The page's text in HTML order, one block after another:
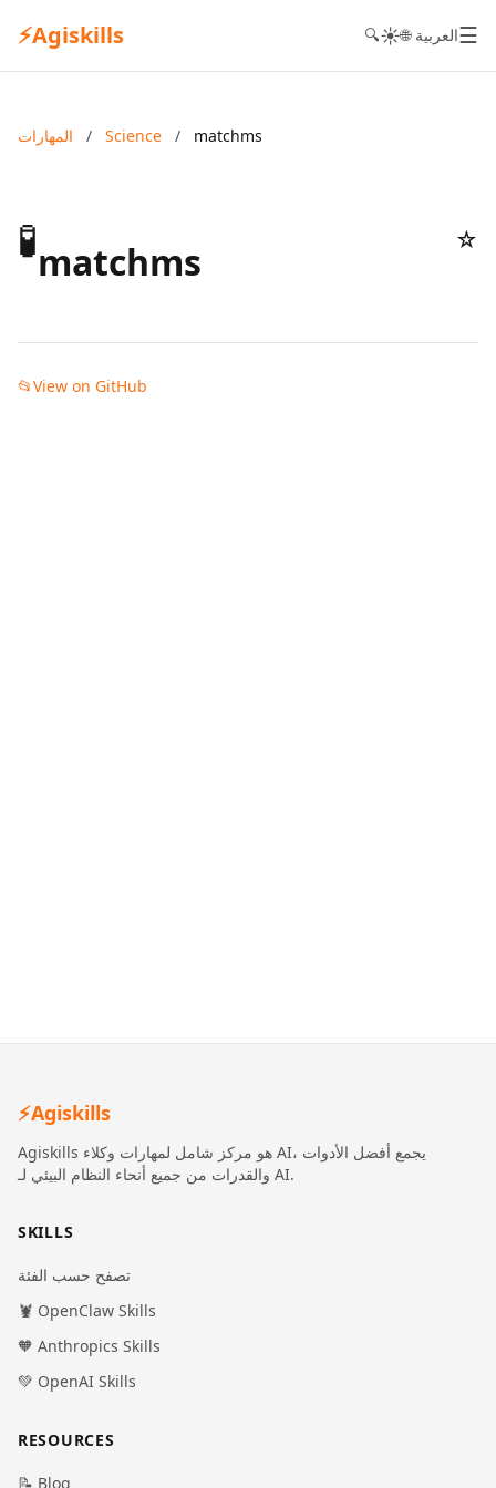
⚡Agiskills 🔍☀️ 🌐 العربية☰
المهارات / Science / matchms
🧪matchms ☆
📂View on GitHub
⚡Agiskills
Agiskills هو مركز شامل لمهارات وكلاء AI، يجمع أفضل الأدوات
والقدرات من جميع أنحاء النظام البيئي لـ AI.
SKILLS
تصفح حسب الفئة
🦞 OpenClaw Skills
🧡 Anthropics Skills
💚 OpenAI Skills
RESOURCES
📝 Blog